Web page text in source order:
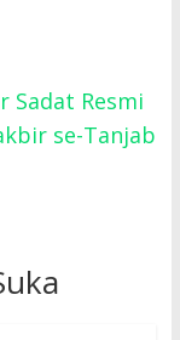
Sadat Resmi
se-Tanjab